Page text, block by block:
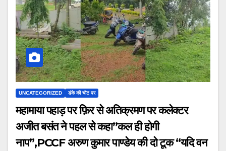
UNCATEGORIZED डंके की चोट पर
महामाया पहाड़ पर फ़िर से अतिक्रमण पर कलेक्टर
अजीत बसंत ने पहल से कहा”कल ही होगी
नाप”,PCCF अरुण कुमार पाण्डेय की दो टूक “यदि वन